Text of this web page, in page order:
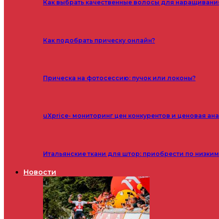
Как выбрать качественные волосы для
Как подобрать прическу онлайн?
Прическа на фотосессию: пучок или локоны?
uXprice- мониторинг цен конкурентов и ценовая
Итальянские ткани для штор: приобрести по
Новости